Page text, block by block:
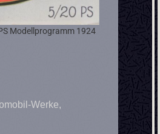
Modellprogramm 1924
Werke,